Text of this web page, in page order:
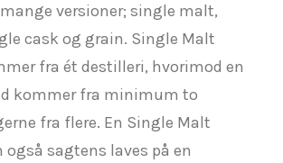
versioner; single malt,
cask og grain. Single Malt
fra ét destilleri, hvorimod en
kommer fra minimum to
fra flere. En Single Malt
også sagtens laves på en